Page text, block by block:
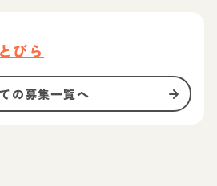
びら
の募集一覧へ